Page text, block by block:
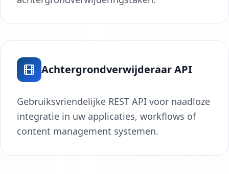
Achtergrondverwijderaar API
Gebruiksvriendelijke REST API voor naadloze
integratie in uw applicaties, workflows of
content management systemen.